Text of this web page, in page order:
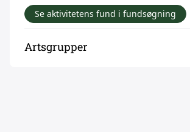
Se aktivitetens fund i fundsøgning
Artsgrupper